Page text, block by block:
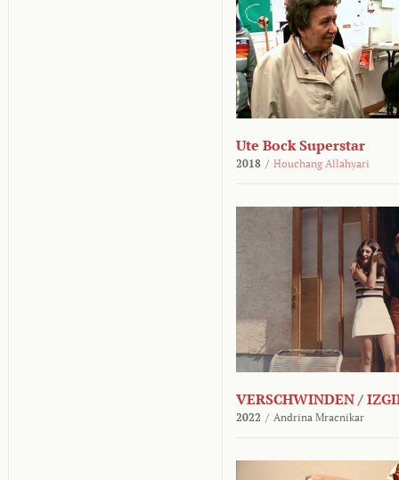
Ute Bock Superstar
2018 / Houchang Allahyari
VERSCHWINDEN /
2022 / Andrina Mracnikar